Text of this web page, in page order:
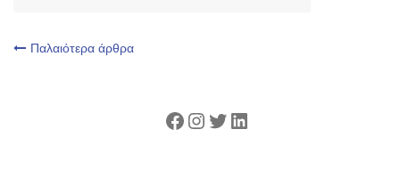
Πλοήγηση
Παλαιότερα άρθρα
Facebook
Instagram
Twitter
Linkedin